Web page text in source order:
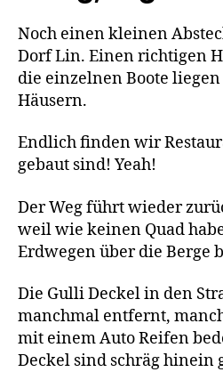
Noch einen kleinen
Dorf Lin. Einen richtigen
die einzelnen Boote
Häusern.
Endlich finden wir
gebaut sind! Yeah!
Der Weg führt wieder
weil wie keinen Quad
Erdwegen über die Berge
Die Gulli Deckel in den
manchmal entfernt,
mit einem Auto Reifen
Deckel sind schräg hinein